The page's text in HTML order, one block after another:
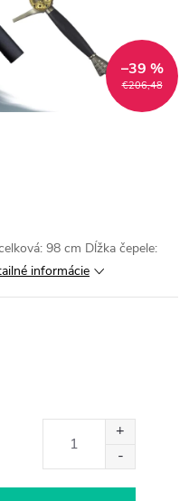
€206,48
–39 %
98 cm Dĺžka čepele:
informácie